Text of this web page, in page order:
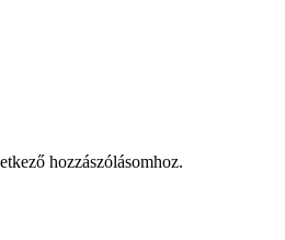
hozzászólásomhoz.